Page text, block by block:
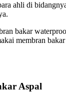
ahli di
bakar
membran
Aspal